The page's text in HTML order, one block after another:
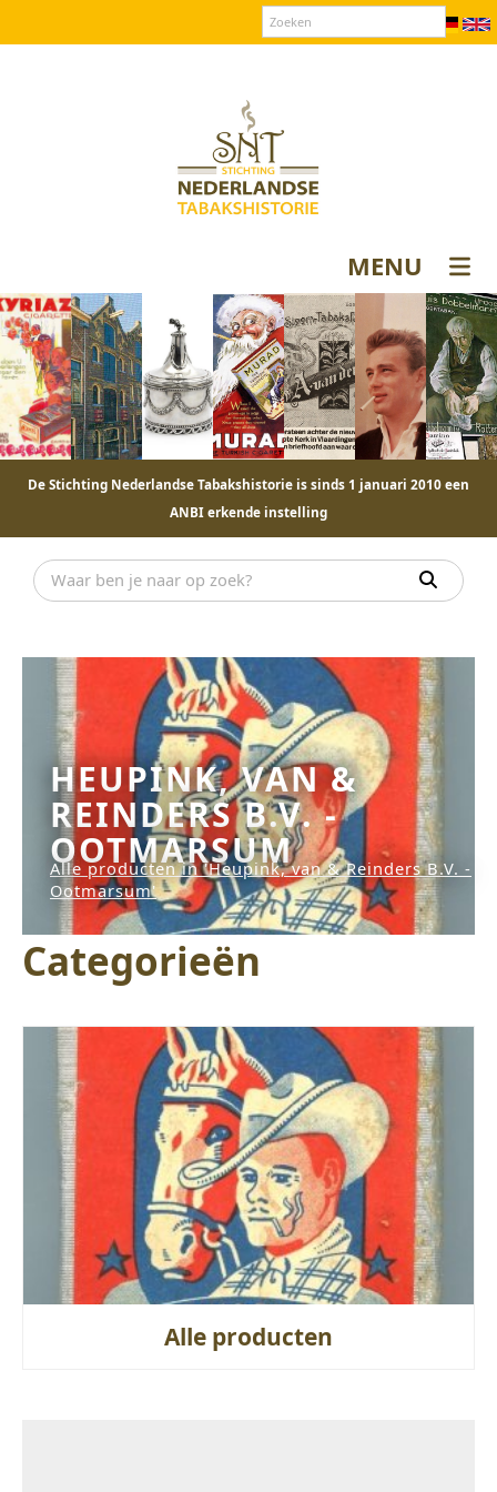
MENU
De Stichting Nederlandse Tabakshistorie is sinds 1 januari 2010 een
ANBI erkende instelling
HEUPINK, VAN &
REINDERS B.V. -
OOTMARSUM
Alle producten in 'Heupink, van & Reinders B.V. -
Ootmarsum'
Categorieën
Alle producten